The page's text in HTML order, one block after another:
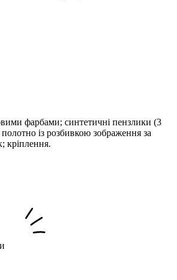
фарбами; синтетичні пензлики (3
із розбивкою зображення за
кріплення.